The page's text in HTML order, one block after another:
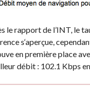
le rapport de l’INT, le
s‘aperçue,
en première place
débit : 102.1 Kbps